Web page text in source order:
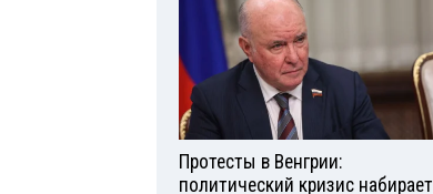
Протесты в Венгрии:
политический кризис набирает